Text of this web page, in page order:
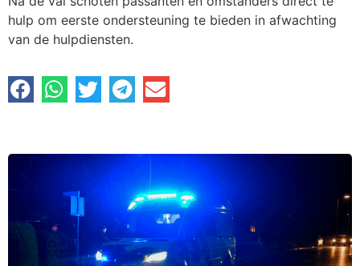
hulp om eerste ondersteuning te bieden in afwachting
van de hulpdiensten.